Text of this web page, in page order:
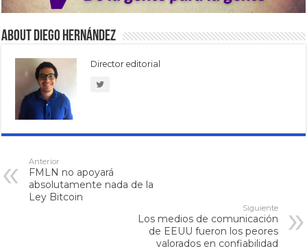
About Diego Hernández
Director editorial
Anterior
FMLN no apoyará
absolutamente nada de la
Ley Bitcoin
Siguiente
Los medios de comunicación
de EEUU fueron los peores
valorados en confiabilidad